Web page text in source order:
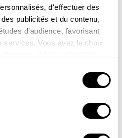
d'effectuer des
publicités et du contenu,
d’audience, favorisant
services. Vous avez le choix
la Déclaration relative aux
l'icône de confidentialité.
aimerions également :
plus...